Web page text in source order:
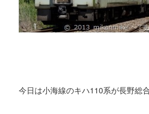
今日は小海線のキハ110系が長野総